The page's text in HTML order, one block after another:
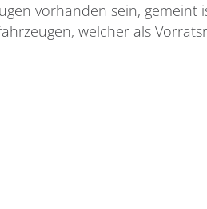
vorhanden sein,
welcher als